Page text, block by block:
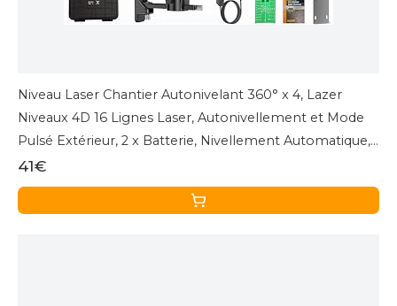
Niveau Laser Chantier Autonivelant 360° x 4, Lazer
Niveaux 4D 16 Lignes Laser, Autonivellement et Mode
Pulsé Extérieur, 2 x Batterie, Nivellement Automatique,
Support Rotatif, Télécommande
41€